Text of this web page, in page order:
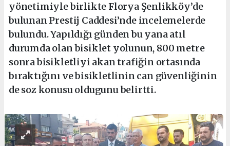
yönetimiyle birlikte Florya Şenlikköy’de
bulunan Prestij Caddesi’nde incelemelerde
bulundu. Yapıldığı günden bu yana atıl
durumda olan bisiklet yolunun, 800 metre
sonra bisikletliyi akan trafiğin ortasında
bıraktığını ve bisikletlinin can güvenliğinin
de soz konusu oldugunu belirtti.